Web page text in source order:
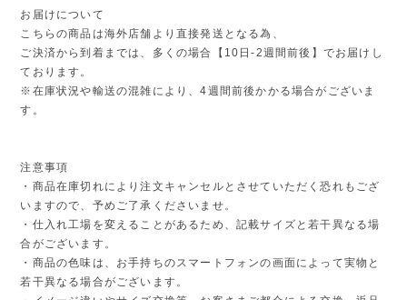
お届けについて
こちらの商品は海外店舗より直接発送となる為、
ご決済から到着までは、多くの場合【10日-2週間前後】でお届けし
ております。
※在庫状況や輸送の混雑により、4週間前後かかる場合がございま
す。
注意事項
・商品在庫切れにより注文キャンセルとさせていただく恐れもござ
いますので、予めご了承くださいませ。
・仕入れ工場を変えることがあるため、記載サイズと若干異なる場
合がございます。
・商品の色味は、お手持ちのスマートフォンの画面によって実物と
若干異なる場合がございます。